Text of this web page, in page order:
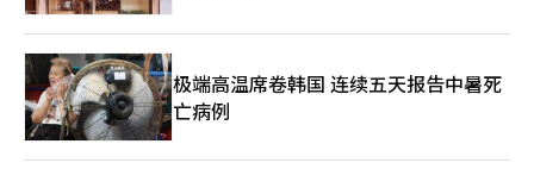
极端高温席卷韩国 连续五天报告中暑死
亡病例